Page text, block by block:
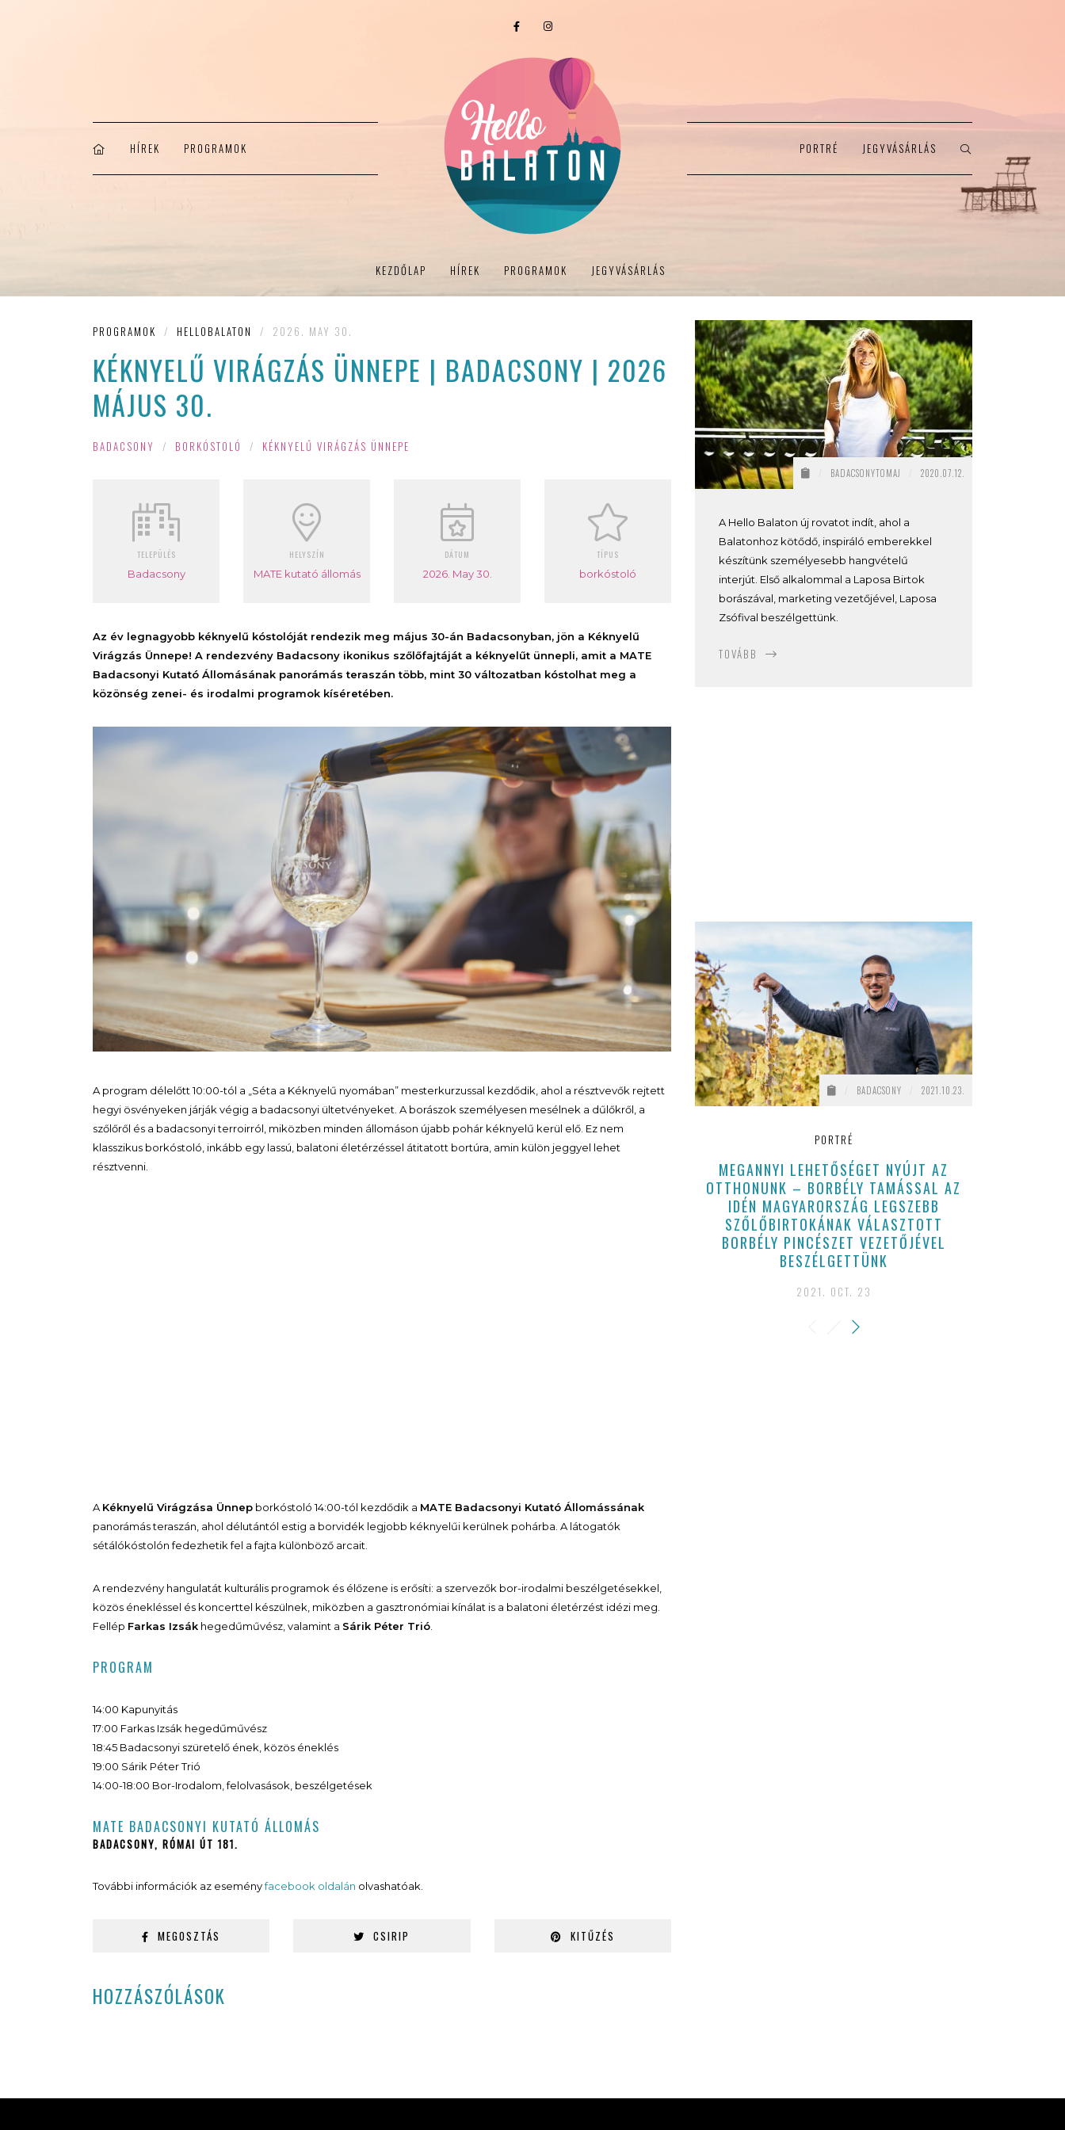
HÍREK PROGRAMOK PORTRÉ JEGYVÁSÁRLÁS
KEZDŐLAP HÍREK PROGRAMOK JEGYVÁSÁRLÁS
PROGRAMOK / HELLOBALATON / 2026. MAY 30.
KÉKNYELŰ VIRÁGZÁS ÜNNEPE | BADACSONY | 2026
MÁJUS 30.
BADACSONY / BORKÓSTOLÓ / KÉKNYELŰ VIRÁGZÁS ÜNNEPE
TELEPÜLÉS
Badacsony
HELYSZÍN
MATE kutató állomás
DÁTUM
2026. May 30.
TÍPUS
borkóstoló
Az év legnagyobb kéknyelű kóstolóját rendezik meg május 30-án Badacsonyban, jön a Kéknyelű
Virágzás Ünnepe! A rendezvény Badacsony ikonikus szőlőfajtáját a kéknyelűt ünnepli, amit a MATE
Badacsonyi Kutató Állomásának panorámás teraszán több, mint 30 változatban kóstolhat meg a
közönség zenei- és irodalmi programok kíséretében.
A program délelőtt 10:00-tól a „Séta a Kéknyelű nyomában” mesterkurzussal kezdődik, ahol a résztvevők rejtett
hegyi ösvényeken járják végig a badacsonyi ültetvényeket. A borászok személyesen mesélnek a dűlőkről, a
szőlőről és a badacsonyi terroirról, miközben minden állomáson újabb pohár kéknyelű kerül elő. Ez nem
klasszikus borkóstoló, inkább egy lassú, balatoni életérzéssel átitatott bortúra, amin külön jeggyel lehet
résztvenni.
A Kéknyelű Virágzása Ünnep borkóstoló 14:00-tól kezdődik a MATE Badacsonyi Kutató Állomássának
panorámás teraszán, ahol délutántól estig a borvidék legjobb kéknyelűi kerülnek pohárba. A látogatók
sétálókóstolón fedezhetik fel a fajta különböző arcait.
A rendezvény hangulatát kulturális programok és élőzene is erősíti: a szervezők bor-irodalmi beszélgetésekkel,
közös énekléssel és koncerttel készülnek, miközben a gasztronómiai kínálat is a balatoni életérzést idézi meg.
Fellép Farkas Izsák hegedűművész, valamint a Sárik Péter Trió
PROGRAM
14:00 Kapunyitás
17:00 Farkas Izsák hegedűművész
18:45 Badacsonyi szüretelő ének, közös éneklés
19:00 Sárik Péter Trió
14:00-18:00 Bor-Irodalom, felolvasások, beszélgetések
MATE BADACSONYI KUTATÓ ÁLLOMÁS
BADACSONY, RÓMAI ÚT 181.
További információk az eseményfacebook oldalán olvashatóak.
MEGOSZTÁS CSIRIP KITŰZÉS
HOZZÁSZÓLÁSOK
BADACSONYTOMAJ 2020.07.12.
A Hello Balaton új rovatot indít, ahol a
Balatonhoz kötődő, inspiráló emberekkel
készítünk személyesebb hangvételű
interjút. Első alkalommal a Laposa Birtok
borászával, marketing vezetőjével, Laposa
Zsófival beszélgettünk.
TOVÁBB
BADACSONY 2021.10.23.
PORTRÉ
MEGANNYI LEHETŐSÉGET NYÚJT AZ
OTTHONUNK – BORBÉLY TAMÁSSAL AZ
IDÉN MAGYARORSZÁG LEGSZEBB
SZŐLŐBIRTOKÁNAK VÁLASZTOTT
BORBÉLY PINCÉSZET VEZETŐJÉVEL
BESZÉLGETTÜNK
2021. OCT. 23